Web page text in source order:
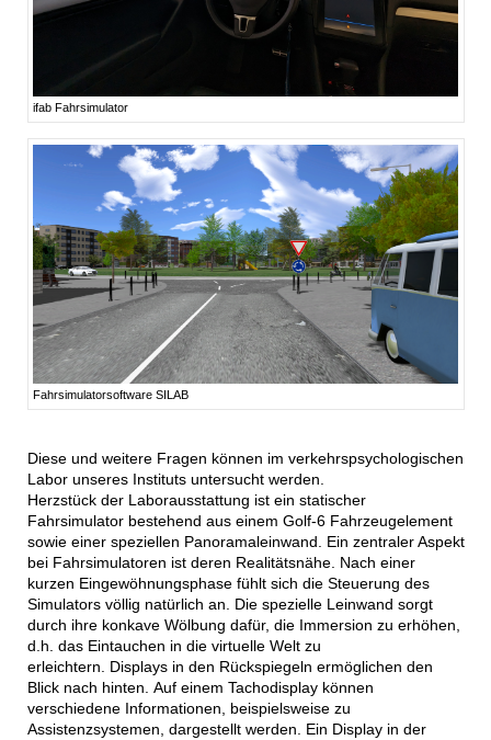
ifab Fahrsimulator
Fahrsimulatorsoftware SILAB
Diese und weitere Fragen können im verkehrspsychologischen
Labor unseres Instituts untersucht werden.
Herzstück der Laborausstattung ist ein statischer
Fahrsimulator bestehend aus einem Golf-6 Fahrzeugelement
sowie einer speziellen Panoramaleinwand. Ein zentraler Aspekt
bei Fahrsimulatoren ist deren Realitätsnähe. Nach einer
kurzen Eingewöhnungsphase fühlt sich die Steuerung des
Simulators völlig natürlich an. Die spezielle Leinwand sorgt
durch ihre konkave Wölbung dafür, die Immersion zu erhöhen,
d.h. das Eintauchen in die virtuelle Welt zu
erleichtern. Displays in den Rückspiegeln ermöglichen den
Blick nach hinten. Auf einem Tachodisplay können
verschiedene Informationen, beispielsweise zu
Assistenzsystemen, dargestellt werden. Ein Display in der